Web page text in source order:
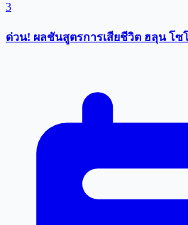
3
ด่วน! ผลชันสูตรการเสียชีวิต ฮลุน โซ